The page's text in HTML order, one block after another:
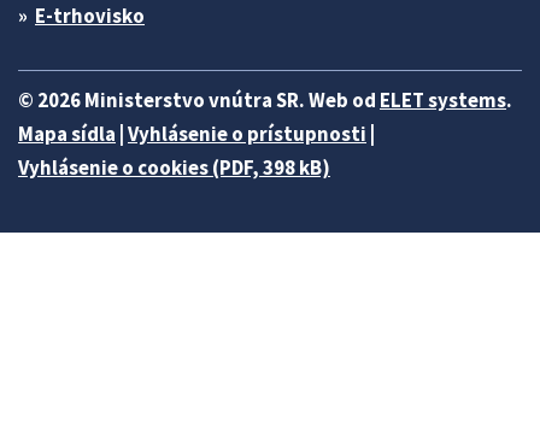
E-trhovisko
© 2026 Ministerstvo vnútra SR. Web od ELET systems.
Mapa sídla Vyhlásenie o prístupnosti
Vyhlásenie o cookies (PDF, 398 kB)